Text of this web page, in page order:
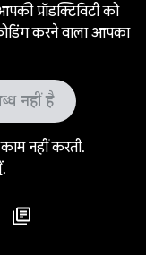
प्रॉडक्टिविटी को
करने वाला आपका
नहीं है
नहीं करती.
.